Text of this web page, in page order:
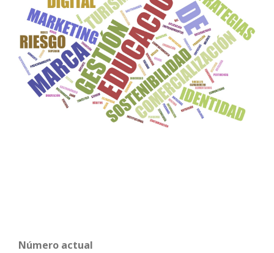
Número actual